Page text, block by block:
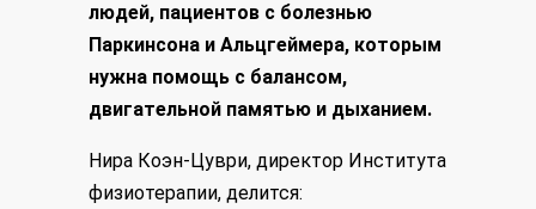
людей, пациентов с болезнью
Паркинсона и Альцгеймера, которым
нужна помощь с балансом,
двигательной памятью и дыханием.
Нира Коэн-Цуври, директор Института
физиотерапии, делится: